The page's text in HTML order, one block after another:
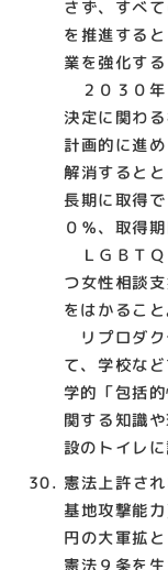
さず、すべ
を推進する
業を強化する
２０３０年
決定に関わ
計画的に進
解消すると
長期に取得
０％、取得
ＬＧＢＴＱ
つ女性相談
をはかること
リプロダク
て、学校な
学的「包括
関する知識
設のトイレ
憲法上許さ
基地攻撃能
円の大軍拡
憲法９条を